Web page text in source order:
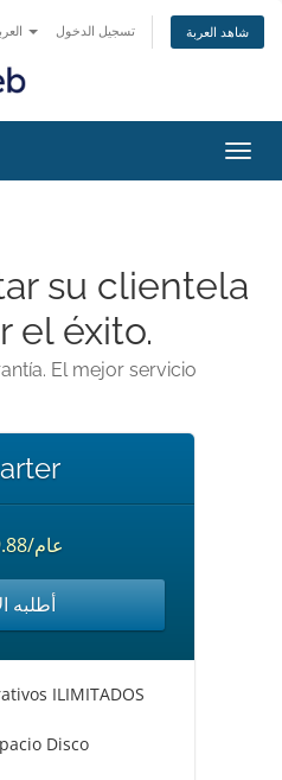
تسجيل الدخول شاهد العربة
su clientela
el éxito.
El mejor servicio
$59.88/عام
أطلبه
ILIMITADOS
Disco